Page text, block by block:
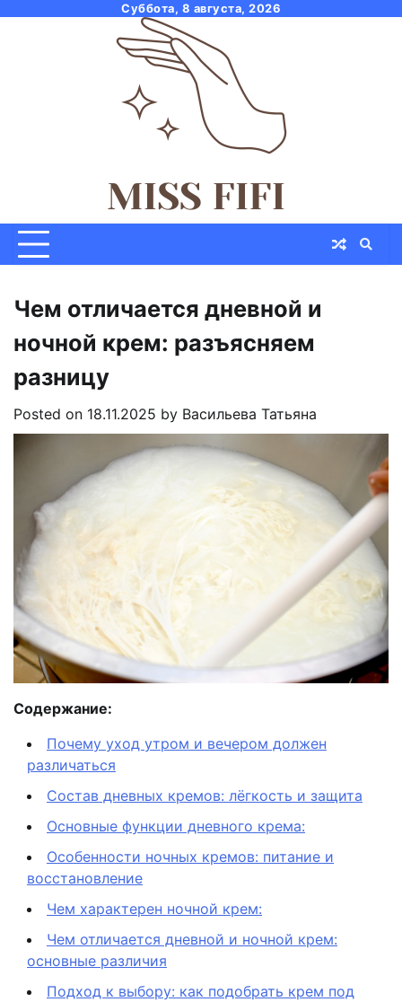
Суббота, 8 августа, 2026
Чем отличается дневной и
ночной крем: разъясняем
разницу
Posted on 18.11.2025 by Васильева Татьяна
Содержание:
Почему уход утром и вечером должен
различаться
Состав дневных кремов: лёгкость и защита
Основные функции дневного крема:
Особенности ночных кремов: питание и
восстановление
Чем характерен ночной крем:
Чем отличается дневной и ночной крем:
основные различия
Подход к выбору: как подобрать крем под